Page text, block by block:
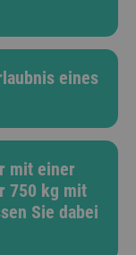
eines
mit einer
750 kg mit
Sie dabei